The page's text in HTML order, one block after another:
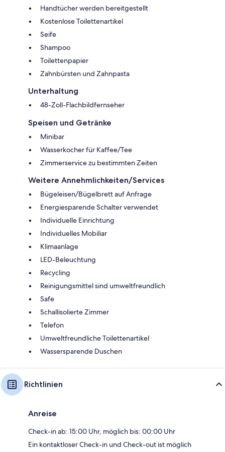
Handtücher werden bereitgestellt
Kostenlose Toilettenartikel
Seife
Shampoo
Toilettenpapier
Zahnbürsten und Zahnpasta
Unterhaltung
48-Zoll-Flachbildfernseher
Speisen und Getränke
Minibar
Wasserkocher für Kaffee/Tee
Zimmerservice zu bestimmten Zeiten
Weitere Annehmlichkeiten/Services
Bügeleisen/Bügelbrett auf Anfrage
Energiesparende Schalter verwendet
Individuelle Einrichtung
Individuelles Mobiliar
Klimaanlage
LED-Beleuchtung
Recycling
Reinigungsmittel sind umweltfreundlich
Safe
Schallisolierte Zimmer
Telefon
Umweltfreundliche Toilettenartikel
Wassersparende Duschen
Richtlinien
Anreise
Check-in ab: 15:00 Uhr, möglich bis: 00:00 Uhr
Ein kontaktloser Check-in und Check-out ist möglich